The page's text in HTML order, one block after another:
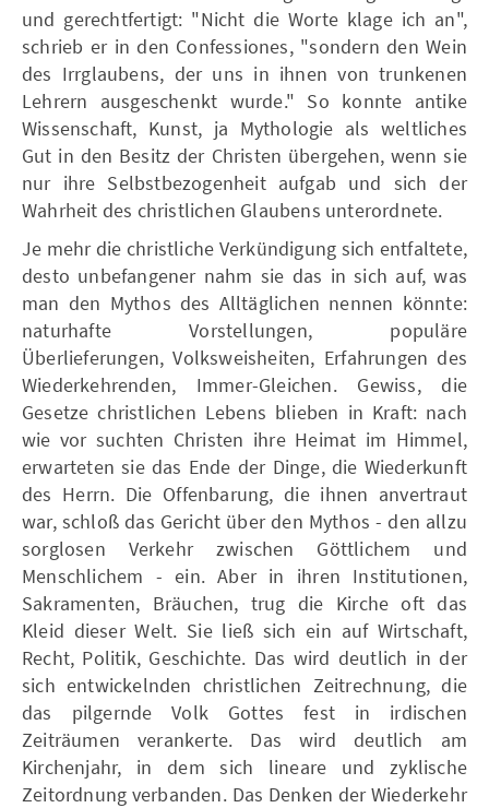
und gerechtfertigt: "Nicht die Worte klage ich an",
schrieb er in den Confessiones, "sondern den Wein
des Irrglaubens, der uns in ihnen von trunkenen
Lehrern ausgeschenkt wurde." So konnte antike
Wissenschaft, Kunst, ja Mythologie als weltliches
Gut in den Besitz der Christen übergehen, wenn sie
nur ihre Selbstbezogenheit aufgab und sich der
Wahrheit des christlichen Glaubens unterordnete.
Je mehr die christliche Verkündigung sich entfaltete,
desto unbefangener nahm sie das in sich auf, was
man den Mythos des Alltäglichen nennen könnte:
naturhafte Vorstellungen, populäre
Überlieferungen, Volksweisheiten, Erfahrungen des
Wiederkehrenden, Immer-Gleichen. Gewiss, die
Gesetze christlichen Lebens blieben in Kraft: nach
wie vor suchten Christen ihre Heimat im Himmel,
erwarteten sie das Ende der Dinge, die Wiederkunft
des Herrn. Die Offenbarung, die ihnen anvertraut
war, schloß das Gericht über den Mythos - den allzu
sorglosen Verkehr zwischen Göttlichem und
Menschlichem - ein. Aber in ihren Institutionen,
Sakramenten, Bräuchen, trug die Kirche oft das
Kleid dieser Welt. Sie ließ sich ein auf Wirtschaft,
Recht, Politik, Geschichte. Das wird deutlich in der
sich entwickelnden christlichen Zeitrechnung, die
das pilgernde Volk Gottes fest in irdischen
Zeiträumen verankerte. Das wird deutlich am
Kirchenjahr, in dem sich lineare und zyklische
Zeitordnung verbanden. Das Denken der Wiederkehr